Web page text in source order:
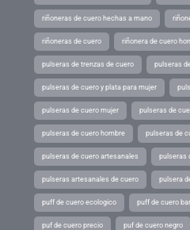
riñoneras de cuero hechas a mano
riñoneras de cuero riñonera de cuero
pulseras de trenzas de cuero pulseras
pulseras de cuero y plata para mujer
pulseras de cuero mujer pulseras de
pulseras de cuero hombre pulseras de
pulseras de cuero artesanales pulseras
pulseras artesanales de cuero pulsera
puff de cuero ecologico puff de cuero
puf de cuero precio puf de cuero negro